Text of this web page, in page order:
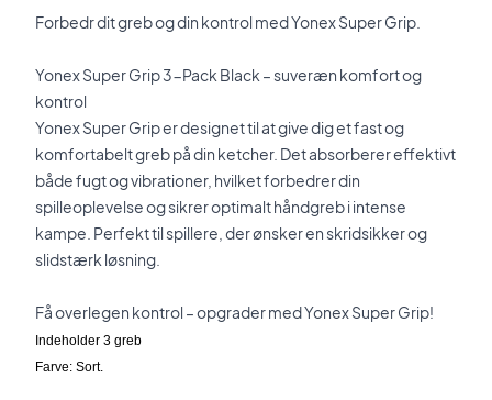
Forbedr dit greb og din kontrol med Yonex Super Grip.
Yonex Super Grip 3-Pack Black – suveræn komfort og
kontrol
Yonex Super Grip er designet til at give dig et fast og
komfortabelt greb på din ketcher. Det absorberer effektivt
både fugt og vibrationer, hvilket forbedrer din
spilleoplevelse og sikrer optimalt håndgreb i intense
kampe. Perfekt til spillere, der ønsker en skridsikker og
slidstærk løsning.
Få overlegen kontrol – opgrader med Yonex Super Grip!
Indeholder 3 greb
Farve: Sort.